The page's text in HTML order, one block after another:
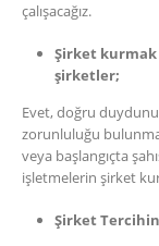
çalışacağız.
Şirket kurmak
şirketler;
Evet, doğru
zorunluluğu
veya başlangıçta
işletmelerin şirket
Şirket